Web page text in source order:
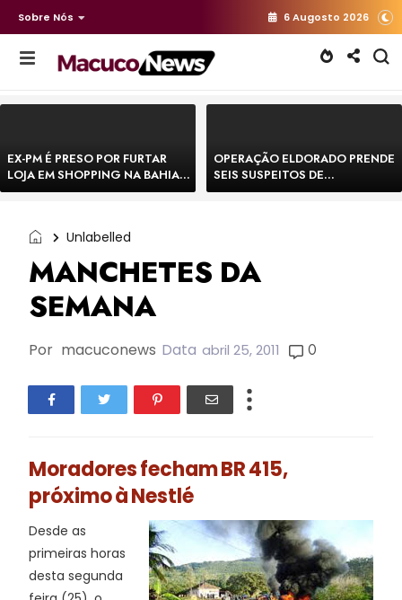
Sobre Nós 6 Augosto 2026
EX-PM É PRESO POR FURTAR
LOJA EM SHOPPING NA BAHIA E
ESCAPA CORRENDO DE
OPERAÇÃO ELDORADO PRENDE
SEIS SUSPEITOS DE
MOVIMENTAR R$ 25 MILHÕES
Unlabelled
MANCHETES DA
SEMANA
Por macuconews Data abril 25, 2011 0
Moradores fecham BR 415,
próximo à Nestlé
Desde as
primeiras horas
desta segunda